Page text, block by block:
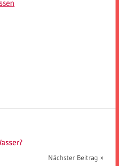
Nächster Beitrag